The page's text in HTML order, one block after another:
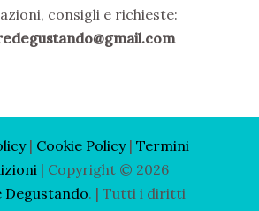
consigli e richieste:
| Cookie Policy| Termini
| Copyright © 2026
Degustando. | Tutti i diritti